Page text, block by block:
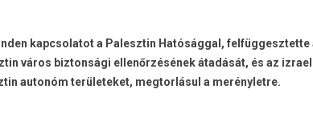
kapcsolatot a Palesztin Hatósággal, felfüggesztette
város biztonsági ellenőrzésének átadását, és az
autonóm területeket, megtorlásul a merényletre.